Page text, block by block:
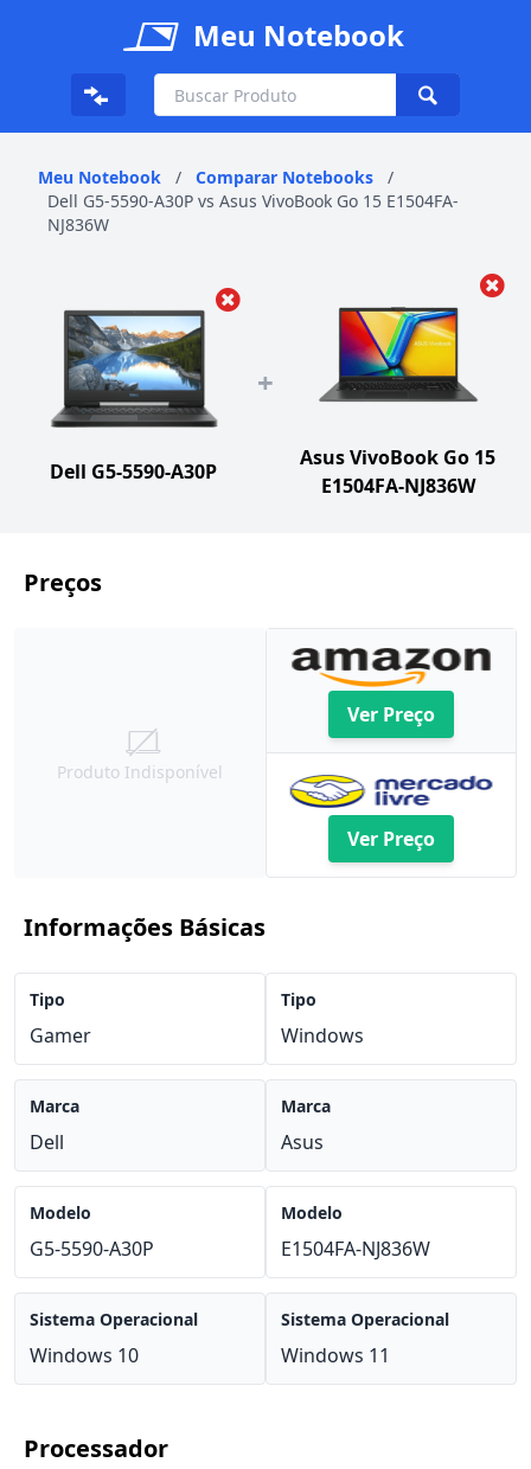
Meu Notebook
Meu Notebook / Comparar Notebooks
/
Dell G5-5590-A30P vs Asus VivoBook Go 15 E1504FA-
NJ836W
Dell G5-5590-A30P
+
Asus VivoBook Go 15
E1504FA-NJ836W
Preços
Produto Indisponível
Ver Preço
Ver Preço
Informações Básicas
Tipo
Gamer
Marca
Dell
Modelo
G5-5590-A30P
Sistema Operacional
Windows 10
Tipo
Windows
Marca
Asus
Modelo
E1504FA-NJ836W
Sistema Operacional
Windows 11
Processador